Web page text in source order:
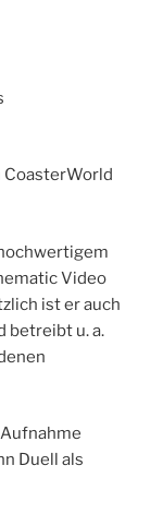
CoasterWorld
Video
ist er auch
betreibt u. a.
Duell als